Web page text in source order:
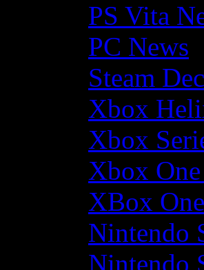
PS Vita
PC News
Steam
Xbox
Xbox
Xbox
XBox
Nintendo
Nintendo